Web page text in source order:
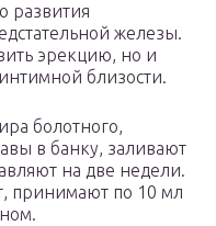
развития
железы.
эрекцию, но и
близости.
болотного,
в банку, заливают
на две недели.
принимают по 10 мл